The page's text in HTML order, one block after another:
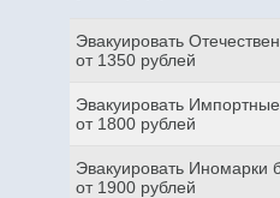
Эвакуировать
от 1350 рублей
Эвакуировать
от 1800 рублей
Эвакуировать Иномарки
от 1900 рублей